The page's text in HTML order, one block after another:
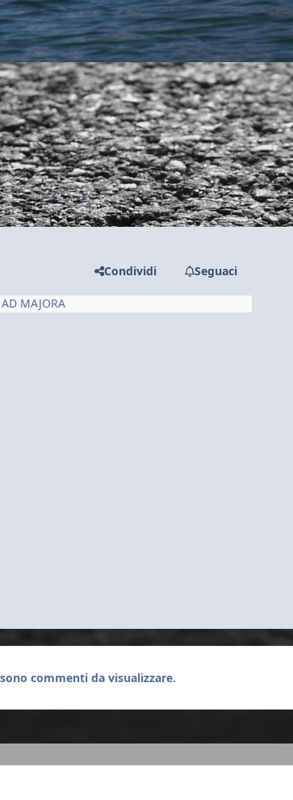
Previous carousel slide
Next carousel slide
Condividi Seguaci
MAJORA
commenti da visualizzare.